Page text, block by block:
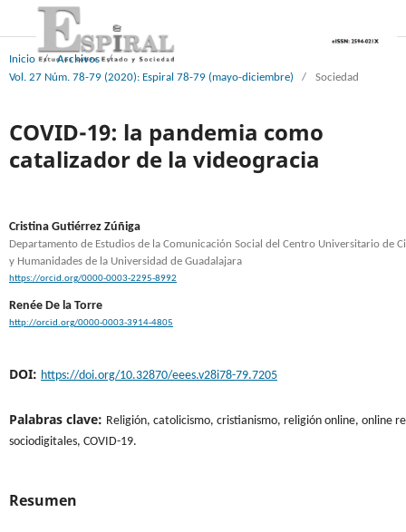
Inicio / Archivos
/
Vol. 27 Núm. 78-79 (2020): Espiral 78-79 (mayo-diciembre)
/ Sociedad
COVID-19: la pandemia como
catalizador de la videogracia
Cristina Gutiérrez Zúñiga
Departamento de Estudios de la Comunicación Social del Centro Universitario de
y Humanidades de la Universidad de Guadalajara
https://orcid.org/0000-0003-2295-8992
Renée De la Torre
http://orcid.org/0000-0003-3914-4805
DOI: https://doi.org/10.32870/eees.v28i78-79.7205
Palabras clave: Religión, catolicismo, cristianismo, religión online, online
sociodigitales, COVID-19.
Resumen